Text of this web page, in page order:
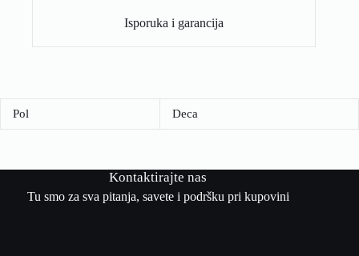
Isporuka i garancija
Pol Deca
Kontaktirajte nas
Tu smo za sva pitanja, savete i podršku pri kupovini